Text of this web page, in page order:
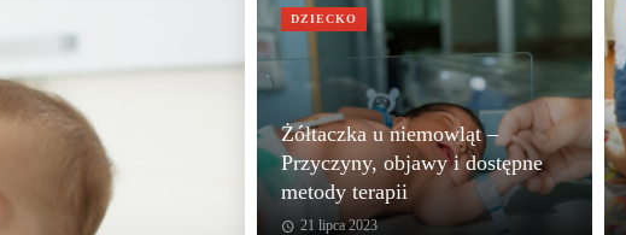
Żółtaczka u niemowląt –
Przyczyny, objawy i dostępne
metody terapii
21 lipca 2023
DZIECKO